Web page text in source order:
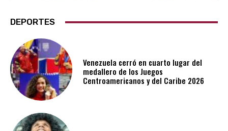
DEPORTES
Venezuela cerró en cuarto lugar del
medallero de los Juegos
Centroamericanos y del Caribe 2026